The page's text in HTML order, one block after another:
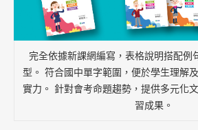
完全依據新課網編寫，表格說明搭配例
型。 符合國中單字範圍，便於學生理解
實力。 針對會考命題趨勢，提供多元化
習成果。